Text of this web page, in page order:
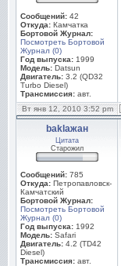
Сообщений: 42
Откуда: Камчатка
Бортовой Журнал:
Посмотреть Бортовой
Журнал (0)
Год выпуска: 1999
Модель: Datsun
Двигатель: 3.2 (QD32
Turbo Diesel)
Трансмиссия: авт.
Вт янв 12, 2010 3:52 pm
baklaжан
Цитата
Старожил
Сообщений: 785
Откуда: Петропавловск-
Камчатский
Бортовой Журнал:
Посмотреть Бортовой
Журнал (0)
Год выпуска: 1992
Модель: Safari
Двигатель: 4.2 (TD42
Diesel)
Трансмиссия: авт.